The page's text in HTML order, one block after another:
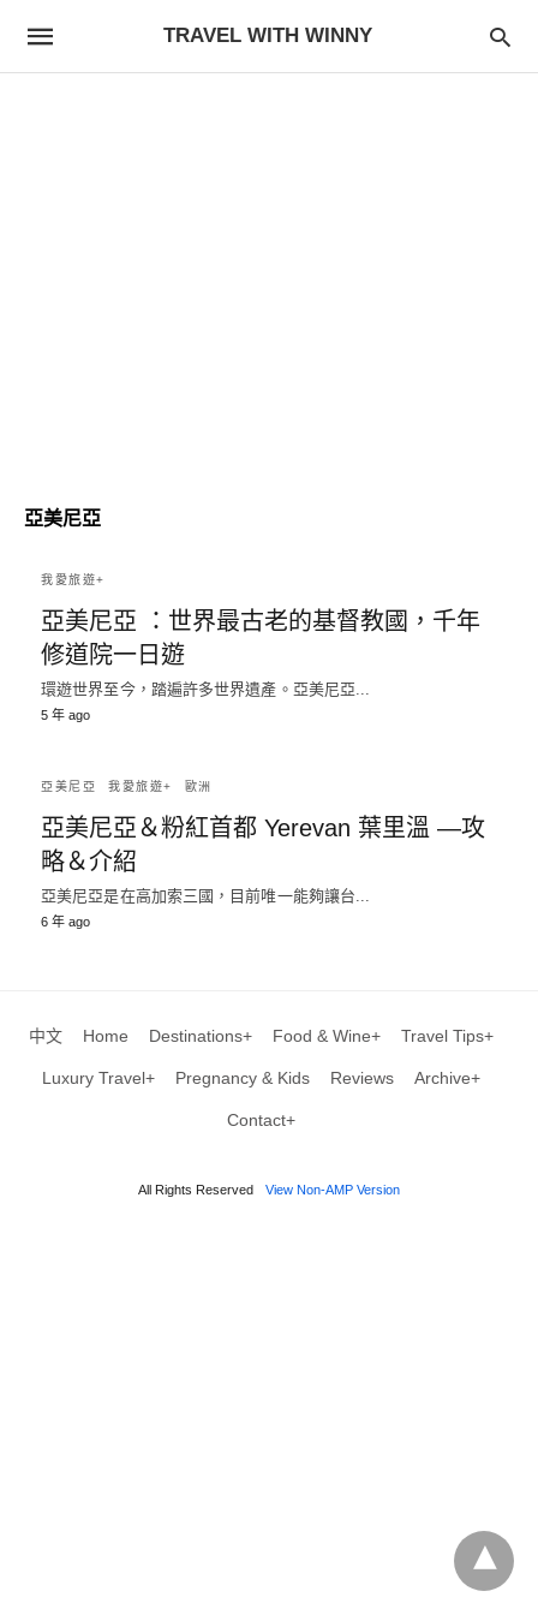
TRAVEL WITH WINNY
亞美尼亞
我愛旅遊+
亞美尼亞 ：世界最古老的基督教國，千年
修道院一日遊
環遊世界至今，踏遍許多世界遺產。亞美尼亞...
5 年 ago
亞美尼亞 我愛旅遊+ 歐洲
亞美尼亞＆粉紅首都 Yerevan 葉里溫 —攻
略＆介紹
亞美尼亞是在高加索三國，目前唯一能夠讓台...
6 年 ago
中文 Home Destinations+ Food & Wine+ Travel Tips+
Luxury Travel+ Pregnancy & Kids Reviews Archive+
Contact+
All Rights Reserved View Non-AMP Version